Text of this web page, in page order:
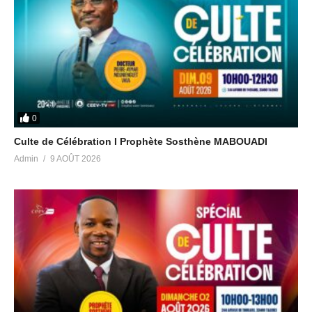
Licensor’s Author Username: florews
Item Title: Adventure Action Background Intro Trailer
Item URL: https://audiojungle.net/item/for-the-…
Item ID: 22404301
Item Purchase Code: c2e4db26-fad2-41dd-8f42-57879f01679d
Purchase Date: 2022-01-08 21:55:59 UTC
(Visited 19 times, 1 visits today)
0
Culte de Célébration I Prophète Sosthène MABOUADI
Admin 9 AOÛT 2026